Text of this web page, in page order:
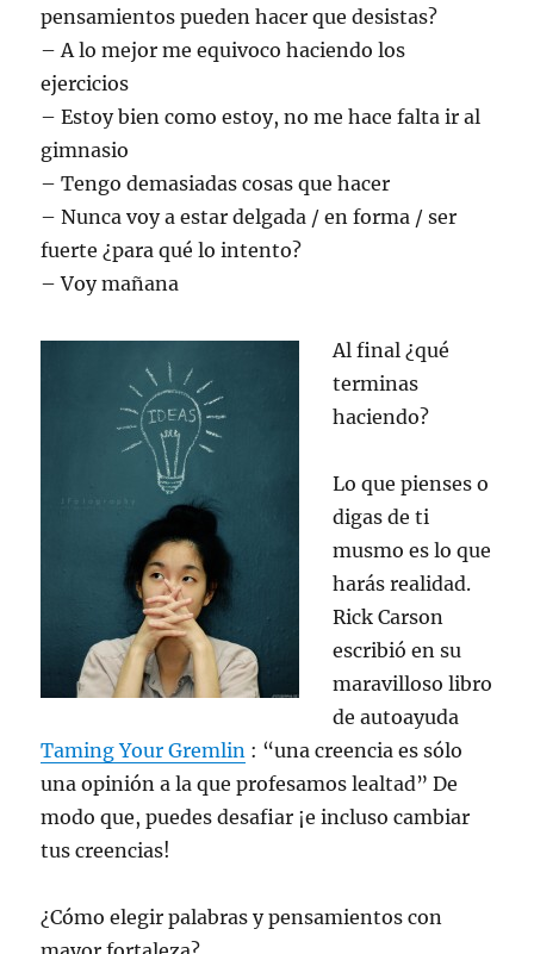
pensamientos pueden hacer que desistas?
– A lo mejor me equivoco haciendo los
ejercicios
– Estoy bien como estoy, no me hace falta ir al
gimnasio
– Tengo demasiadas cosas que hacer
– Nunca voy a estar delgada / en forma / ser
fuerte ¿para qué lo intento?
– Voy mañana
Al final ¿qué
terminas
haciendo?
Lo que pienses o
digas de ti
musmo es lo que
harás realidad.
Rick Carson
escribió en su
maravilloso libro
de autoayuda
Taming Your Gremlin : “una creencia es sólo
una opinión a la que profesamos lealtad” De
modo que, puedes desafiar ¡e incluso cambiar
tus creencias!
¿Cómo elegir palabras y pensamientos con